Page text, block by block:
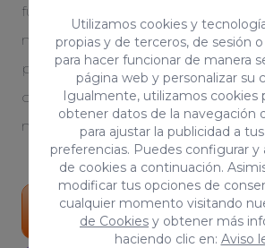
Utilizamos cookies y
propias y de terceros, de sesión
para hacer funcionar de manera
página web y personalizar su
Igualmente, utilizamos cookies
obtener datos de la navegación
para ajustar la publicidad a
preferencias. Puedes configurar y
de cookies a continuación.
modificar tus opciones de
cualquier momento visitando
de Cookies y obtener más
haciendo clic en: Aviso
fundamental para otorgarle
negocio. Creamos una estrategia
personalizada. Serás testigo del
orgánico de tu proyecto. Tú, eres
nuestro equipo
Portfolio